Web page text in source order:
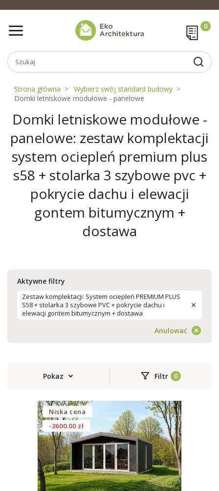
Strona główna
Wybierz swój standard budowy
Domki letniskowe modułowe - panelowe
Domki letniskowe modułowe -
panelowe: zestaw komplektacji
system ociepleń premium plus
s58 + stolarka 3 szybowe pvc +
pokrycie dachu i elewacji
gontem bitumycznym +
dostawa
Aktywne filtry
Zestaw komplektacji: System ociepleń PREMIUM PLUS
S58 + stolarka 3 szybowe PVC + pokrycie dachu i
elewacji gontem bitumycznym + dostawa
Anulować
Pokaz Filtr
Niska cena
-2600.00 zł